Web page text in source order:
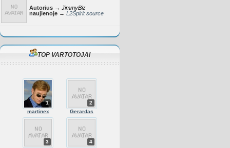
Autorius → JimmyBiz
naujienoje → L2Spirit source
TOP VARTOTOJAI
1
martinex
2
Gerardas
3
4